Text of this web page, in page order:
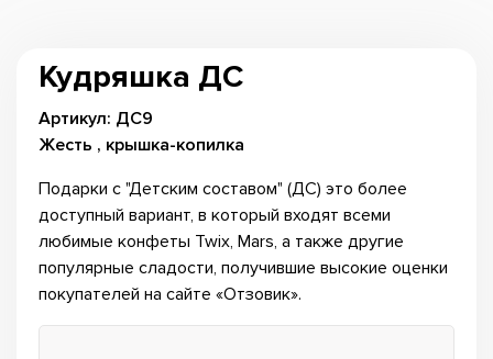
Кудряшка ДС
Артикул: ДС9
Жесть , крышка-копилка
Подарки с "Детским составом" (ДС) это более
доступный вариант, в который входят всеми
любимые конфеты Twix, Mars, а также другие
популярные сладости, получившие высокие оценки
покупателей на сайте «Отзовик».